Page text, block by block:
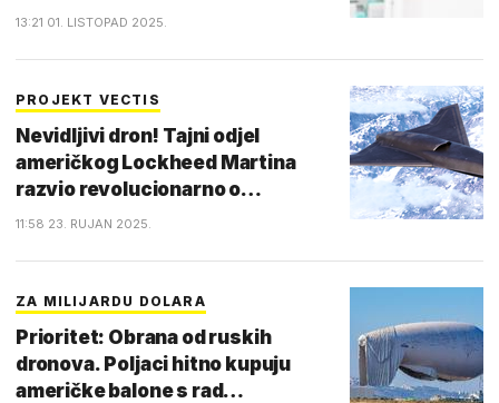
13:21 01. LISTOPAD 2025.
PROJEKT VECTIS
Nevidljivi dron! Tajni odjel
američkog Lockheed Martina
razvio revolucionarno o…
11:58 23. RUJAN 2025.
ZA MILIJARDU DOLARA
Prioritet: Obrana od ruskih
dronova. Poljaci hitno kupuju
američke balone s rad…